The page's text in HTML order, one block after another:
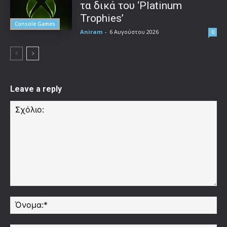
Console Games
τα δικά του ‘Platinum
Trophies’
Aniram - 6 Αυγούστου 2026 0
Leave a reply